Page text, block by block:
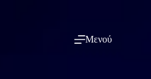
Μενού